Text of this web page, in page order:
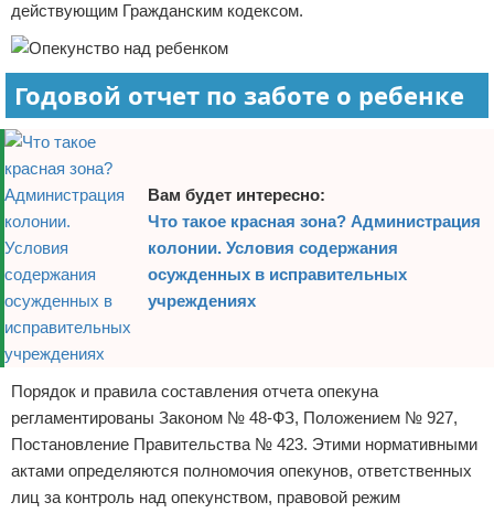
действующим Гражданским кодексом.
Годовой отчет по заботе о ребенке
Вам будет интересно:
Что такое красная зона? Администрация
колонии. Условия содержания
осужденных в исправительных
учреждениях
Порядок и правила составления отчета опекуна
регламентированы Законом № 48-ФЗ, Положением № 927,
Постановление Правительства № 423. Этими нормативными
актами определяются полномочия опекунов, ответственных
лиц за контроль над опекунством, правовой режим